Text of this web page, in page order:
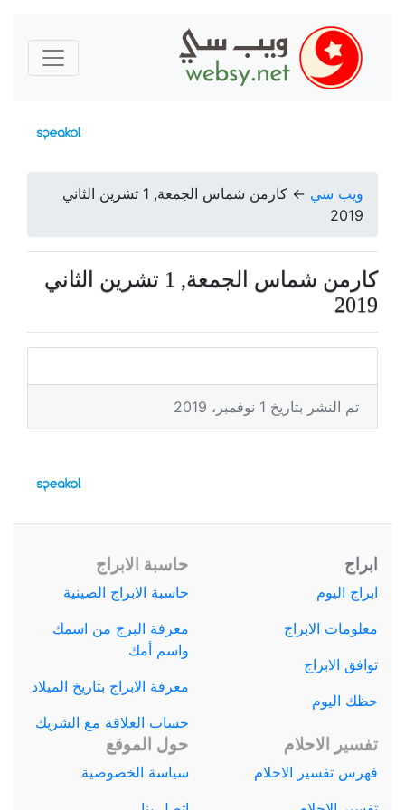
ويب سي ←
كارمن شماس الجمعة, 1 تشرين الثاني
2019
كارمن شماس الجمعة, 1 تشرين الثاني
2019
تم النشر بتاريخ 1 نوفمبر، 2019
ابراج
ابراج اليوم
معلومات الابراج
توافق الابراج
حظك اليوم
حاسبة الابراج
حاسبة الابراج الصينية
معرفة البرج من اسمك
واسم أمك
معرفة الابراج بتاريخ الميلاد
حساب العلاقة مع الشريك
تفسير الاحلام
فهرس تفسير الاحلام
حول الموقع
سياسة الخصوصية